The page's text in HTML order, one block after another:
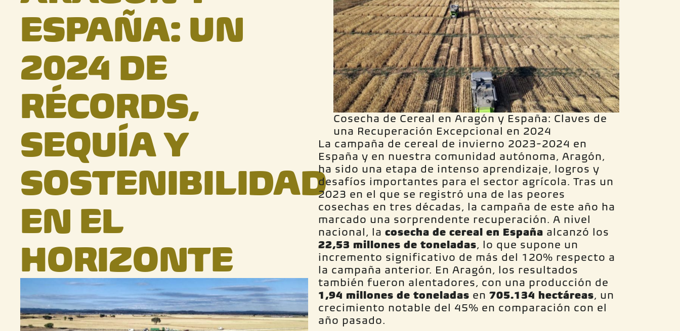
ESPAÑA: UN
2024 DE
RÉCORDS,
SEQUÍA Y
SOSTENIBILIDAD
EN EL
HORIZONTE
Cosecha de Cereal en Aragón y España: Claves de
una Recuperación Excepcional en 2024
La campaña de cereal de invierno 2023-2024 en
España y en nuestra comunidad autónoma, Aragón,
ha sido una etapa de intenso aprendizaje, logros y
desafíos importantes para el sector agrícola. Tras un
2023 en el que se registró una de las peores
cosechas en tres décadas, la campaña de este año ha
marcado una sorprendente recuperación. A nivel
nacional, la cosecha de cereal en España alcanzó los
22,53 millones de toneladas, lo que supone un
incremento significativo de más del 120% respecto a
la campaña anterior. En Aragón, los resultados
también fueron alentadores, con una producción de
1,94 millones de toneladas en 705.134 hectáreas, un
crecimiento notable del 45% en comparación con el
año pasado.